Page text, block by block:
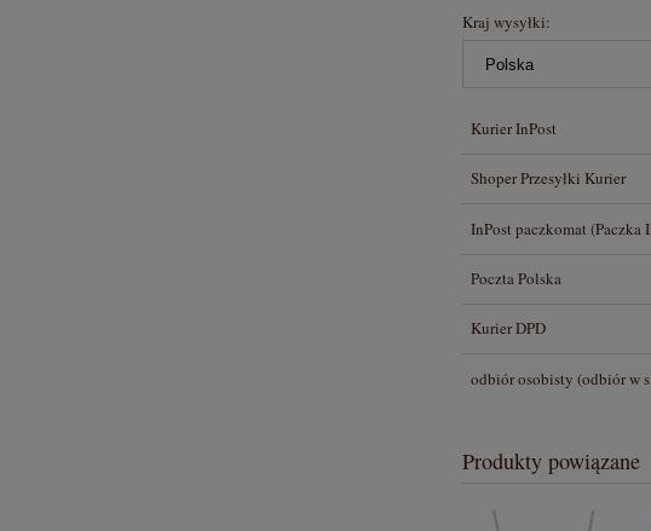
Kraj wysyłki:
Kurier InPost
Shoper Przesyłki Kurier
InPost paczkomat (Paczka
Poczta Polska
Kurier DPD
odbiór osobisty (odbiór w
Produkty powiązane